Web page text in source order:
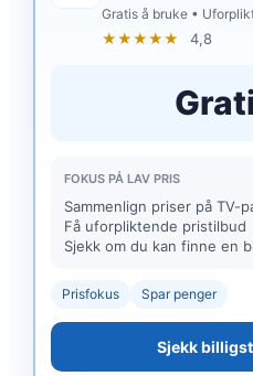
Gratis å bruke •
★★★★★ 4,8
FOKUS PÅ LAV PRIS
Sammenlign priser på TV-
Få uforpliktende pristilbud
Sjekk om du kan finne en
Prisfokus Spar penger
Sjekk